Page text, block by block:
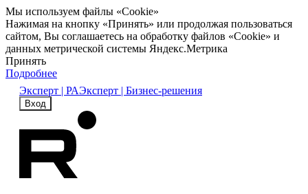
Мы используем файлы «Cookie»
Нажимая на кнопку «Принять» или продолжая пользоваться
сайтом, Вы соглашаетесь на обработку файлов «Cookie» и
данных метрической системы Яндекс.Метрика
Принять
Подробнее
Эксперт | РАЭксперт | Бизнес-решения
Вход